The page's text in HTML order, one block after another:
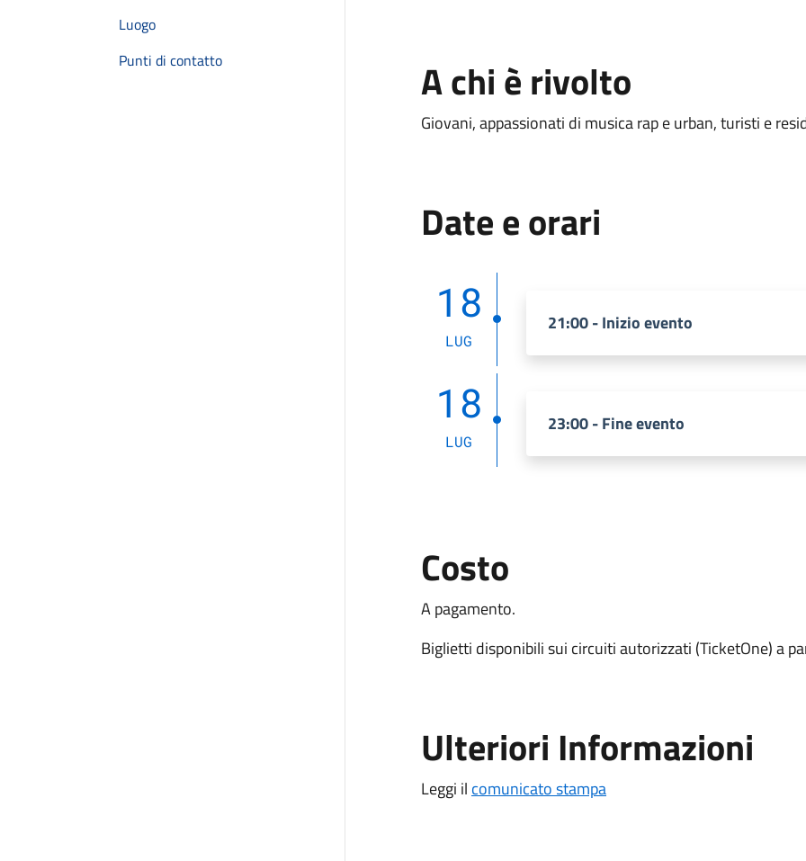
Luogo
Punti di contatto
A chi è rivolto
Giovani, appassionati di musica rap e urban, turisti e
Date e orari
18
LUG
21:00 - Inizio evento
18
LUG
23:00 - Fine evento
Costo
A pagamento.
Biglietti disponibili sui circuiti autorizzati (TicketOne) a
Ulteriori Informazioni
Leggi il comunicato stampa